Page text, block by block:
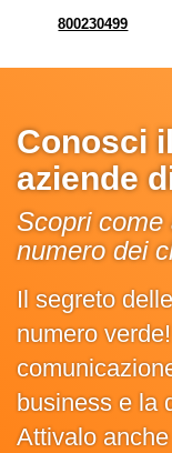
800230499
Conosci
aziende
Scopri come
numero dei
Il segreto
numero
business e la
Attivalo